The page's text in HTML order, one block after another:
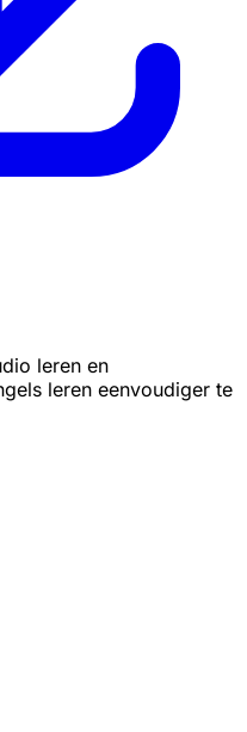
leren en
leren eenvoudiger te